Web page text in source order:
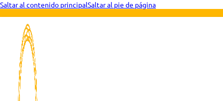
Saltar al contenido principalSaltar al pie de página